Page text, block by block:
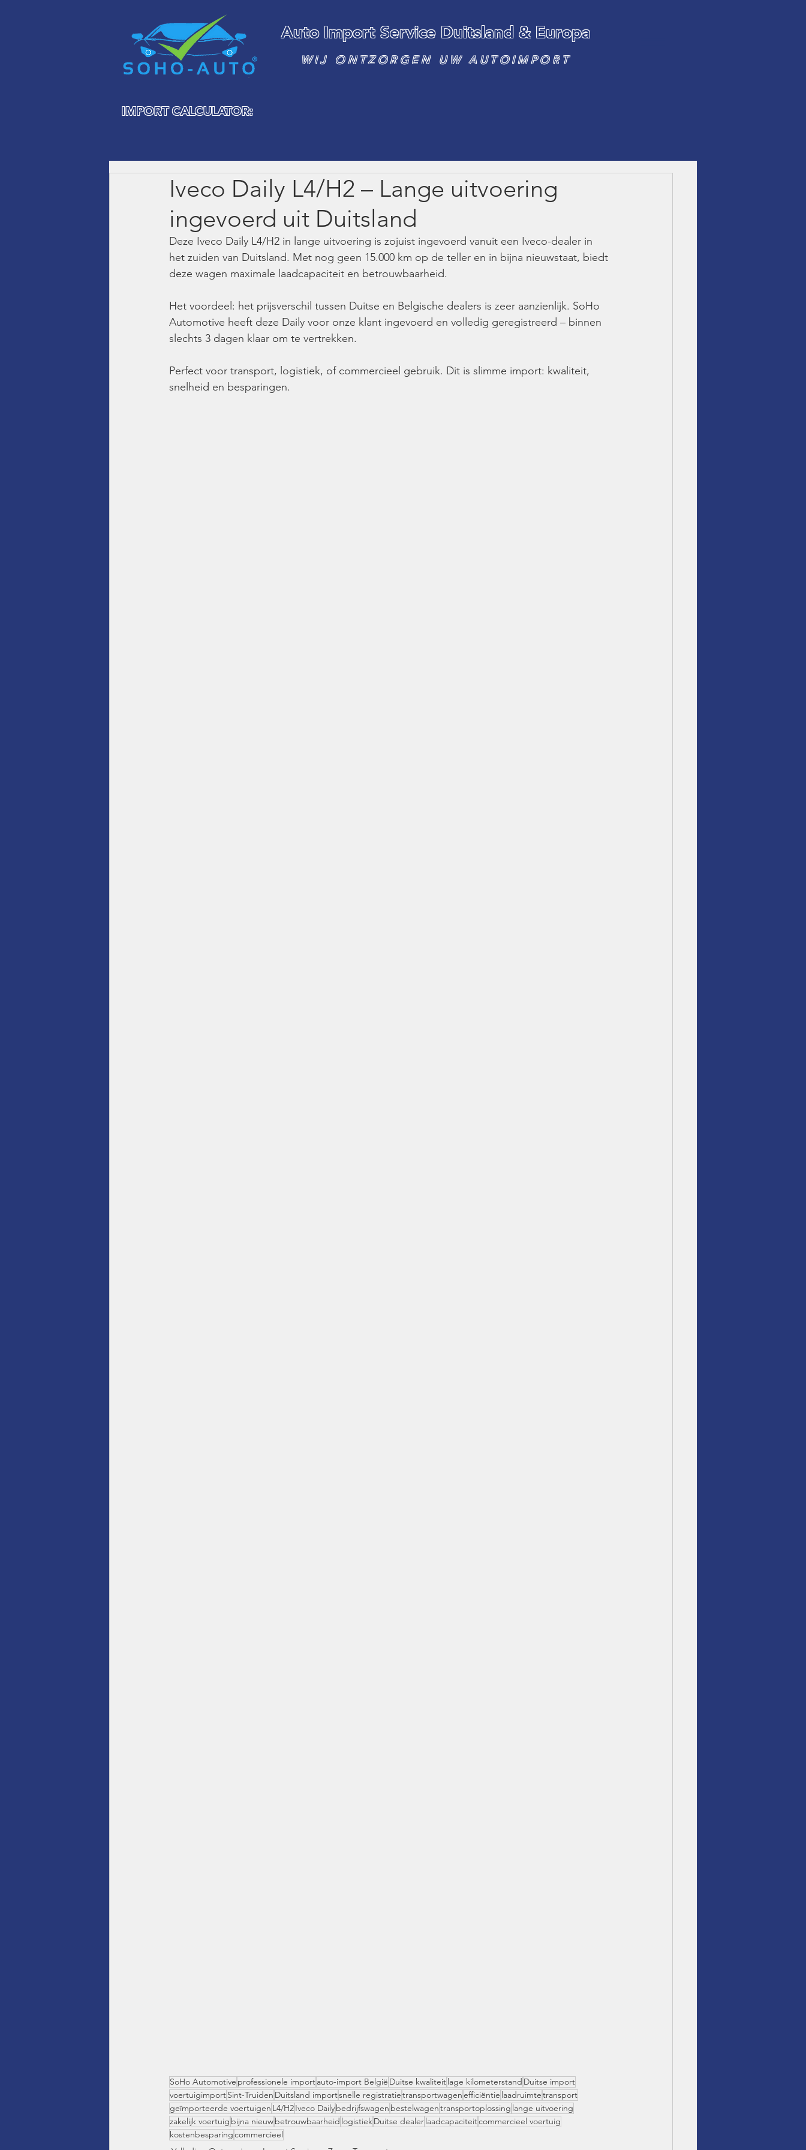
Auto Import Service Duitsland & Europa
WIJ ONTZORGEN UW AUTOIMPORT
IMPORT CALCULATOR:
Iveco Daily L4/H2 – Lange uitvoering
ingevoerd uit Duitsland
Deze Iveco Daily L4/H2 in lange uitvoering is zojuist ingevoerd vanuit een Iveco-dealer in
het zuiden van Duitsland. Met nog geen 15.000 km op de teller en in bijna nieuwstaat, biedt
deze wagen maximale laadcapaciteit en betrouwbaarheid.
Het voordeel: het prijsverschil tussen Duitse en Belgische dealers is zeer aanzienlijk. SoHo
Automotive heeft deze Daily voor onze klant ingevoerd en volledig geregistreerd – binnen
slechts 3 dagen klaar om te vertrekken.
Perfect voor transport, logistiek, of commercieel gebruik. Dit is slimme import: kwaliteit,
snelheid en besparingen.
SoHo Automotive professionele importauto-import België Duitse kwaliteitlage kilometerstand Duitse import
voertuigimportSint-Truiden Duitsland importsnelle registratietransportwagenefficiëntie laadruimtetransport
geïmporteerde voertuigen L4/H2Iveco Dailybedrijfswagen bestelwagentransportoplossing lange uitvoering
zakelijk voertuig bijna nieuwbetrouwbaarheid logistiekDuitse dealerlaadcapaciteitcommercieel voertuig
kostenbesparingcommercieel